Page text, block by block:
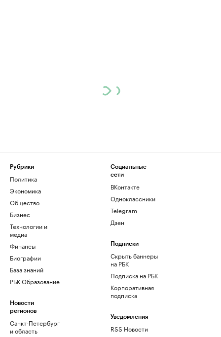
Рубрики
Политика
Экономика
Общество
Бизнес
Технологии и
медиа
Финансы
Биографии
База знаний
РБК Образование
Новости
регионов
Санкт-Петербург
и область
Социальные
сети
ВКонтакте
Одноклассники
Telegram
Дзен
Подписки
Скрыть баннеры
на РБК
Подписка на РБК
Корпоративная
подписка
Уведомления
RSS Новости